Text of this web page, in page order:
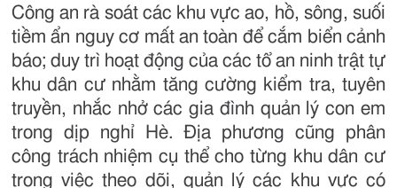
Công an rà soát các khu vực ao, hồ, sông, suối
tiềm ẩn nguy cơ mất an toàn để cắm biển cảnh
báo; duy trì hoạt động của các tổ an ninh trật tự
khu dân cư nhằm tăng cường kiểm tra, tuyên
truyền, nhắc nhở các gia đình quản lý con em
trong dịp nghỉ Hè. Địa phương cũng phân
công trách nhiệm cụ thể cho từng khu dân cư
trong việc theo dõi, quản lý các khu vực có